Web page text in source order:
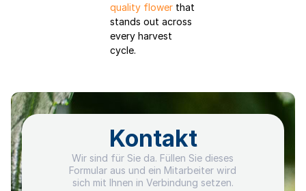
quality flower that
stands out across
every harvest
cycle.
Kontakt
Wir sind für Sie da. Füllen Sie dieses
Formular aus und ein Mitarbeiter wird
sich mit Ihnen in Verbindung setzen.